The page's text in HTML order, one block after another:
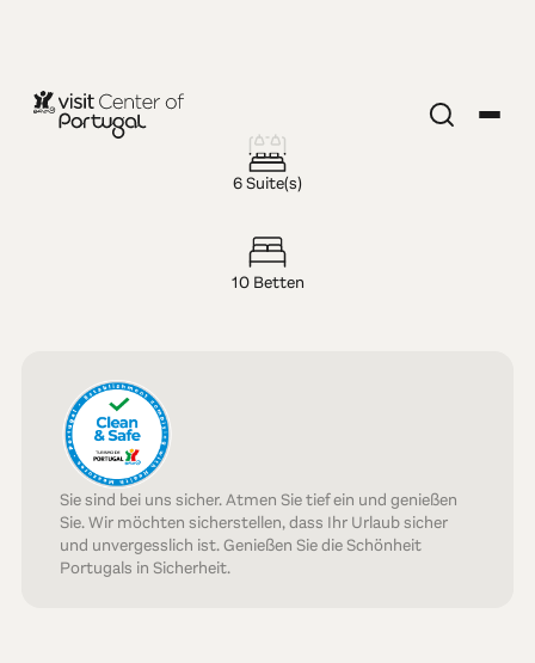
LÄNDLICHER TOURISMUS
TheVagar
Country
Belmonte
6 Suite(s)
10 Betten
Sie sind bei uns sicher. Atmen Sie tief ein und genießen
Sie. Wir möchten sicherstellen, dass Ihr Urlaub sicher
und unvergesslich ist. Genießen Sie die Schönheit
Portugals in Sicherheit.